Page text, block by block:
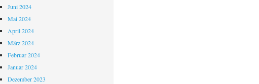
Juni 2024
Mai 2024
April 2024
März 2024
Februar 2024
Januar 2024
Dezember 2023